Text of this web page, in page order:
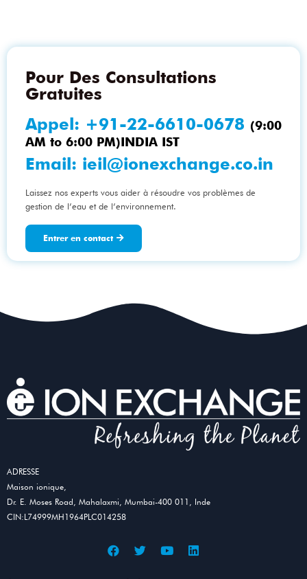
Pour Des Consultations
Gratuites
Appel: +91-22-6610-0678 (9:00
AM to 6:00 PM)INDIA IST
Email: ieil@ionexchange.co.in
Laissez nos experts vous aider à résoudre vos problèmes de
gestion de l’eau et de l’environnement.
Entrer en contact
ADRESSE
Maison ionique,
Dr. E. Moses Road, Mahalaxmi, Mumbai-400 011, Inde
CIN:L74999MH1964PLC014258